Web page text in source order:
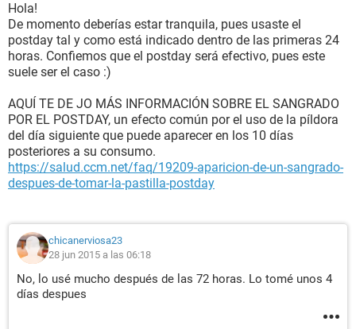
Hola!
De momento deberías estar tranquila, pues usaste el
postday tal y como está indicado dentro de las primeras 24
horas. Confiemos que el postday será efectivo, pues este
suele ser el caso :)
AQUÍ TE DE JO MÁS INFORMACIÓN SOBRE EL SANGRADO
POR EL POSTDAY, un efecto común por el uso de la píldora
del día siguiente que puede aparecer en los 10 días
posteriores a su consumo.
https://salud.ccm.net/faq/19209-aparicion-de-un-sangrado-
despues-de-tomar-la-pastilla-postday
chicanerviosa23
28 jun 2015 a las 06:18
No, lo usé mucho después de las 72 horas. Lo tomé unos 4
días despues